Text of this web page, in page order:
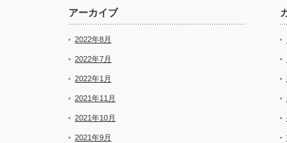
アーカイブ
2022年8月
2022年7月
2022年1月
2021年11月
2021年10月
2021年9月